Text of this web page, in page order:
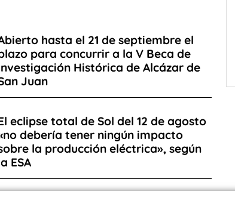
hasta el 21 de septiembre el
para concurrir a la V Beca de
Histórica de Alcázar de
Juan
eclipse total de Sol del 12 de agosto
debería tener ningún impacto
la producción eléctrica», según
ESA